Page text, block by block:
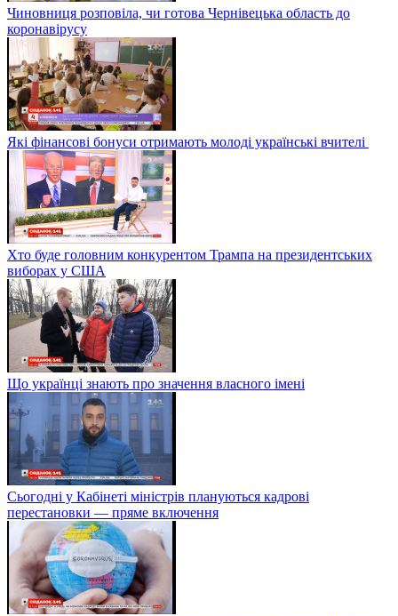
Чиновниця розповіла, чи готова Чернівецька область до
коронавірусу
Які фінансові бонуси отримають молоді українські вчителі
Хто буде головним конкурентом Трампа на президентських
виборах у США
Що українці знають про значення власного імені
Сьогодні у Кабінеті міністрів плануються кадрові
перестановки — пряме включення